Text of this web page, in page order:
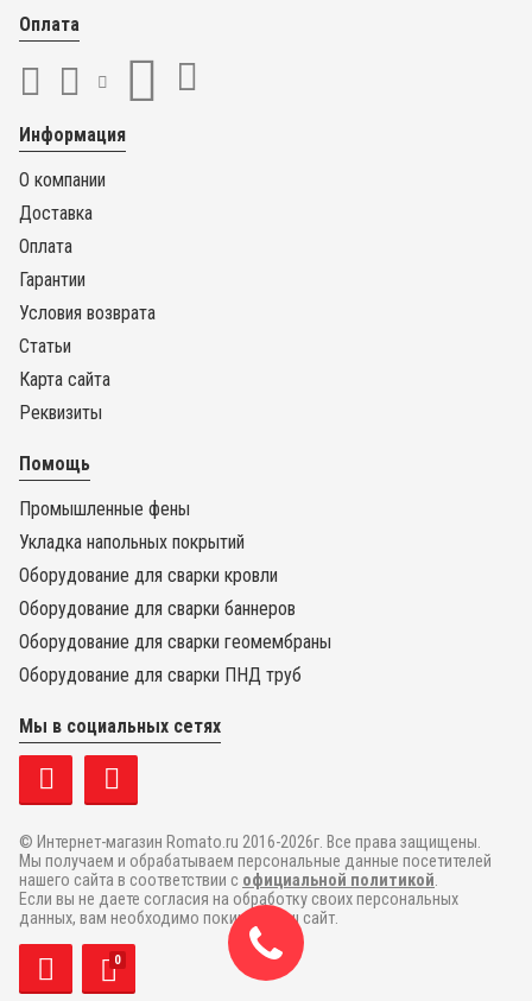
Фен строительный MELTPLAST1600 - комплект для сварки
Бренд Lesite
27 136
Фен строительный набор для сварки прутком
Бренд Lesite
27 136₽
В наличии
Насадка щелевая 20 мм
Бренд Lesite
3 240
2 520
Купить в один клик
В наличии
Оплата
Информация
О компании
Доставка
Оплата
Гарантии
Условия возврата
Статьи
Карта сайта
Реквизиты
Помощь
Промышленные фены
Укладка напольных покрытий
Оборудование для сварки кровли
Оборудование для сварки баннеров
Оборудование для сварки геомембраны
Оборудование для сварки ПНД труб
Мы в социальных сетях
© Интернет-магазин Romato.ru 2016-2026г. Все права защищены.
Мы получаем и обрабатываем персональные данные посетителей
нашего сайта в соответствии с официальной политикой.
Если вы не даете согласия на обработку своих персональных
данных, вам необходимо покинуть наш сайт.
0